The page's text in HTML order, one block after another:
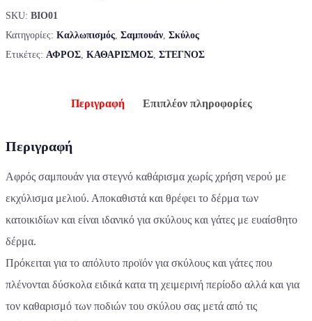
SKU: BIO01
Κατηγορίες: Καλλωπισμός, Σαμπουάν, Σκύλος
Ετικέτες: ΑΦΡΟΣ, ΚΑΘΑΡΙΣΜΟΣ, ΣΤΕΓΝΟΣ
Περιγραφή Επιπλέον πληροφορίες
Περιγραφή
Αφρός σαμπουάν για στεγνό καθάρισμα χωρίς χρήση νερού με
εκχύλισμα μελιού. Αποκαθιστά και θρέφει το δέρμα των
κατοικιδίων και είναι ιδανικό για σκύλους και γάτες με ευαίσθητο
δέρμα.
Πρόκειται για το απόλυτο προϊόν για σκύλους και γάτες που
πλένονται δύσκολα ειδικά κατα τη χειμερινή περίοδο αλλά και για
τον καθαρισμό των ποδιών του σκύλου σας μετά από τις